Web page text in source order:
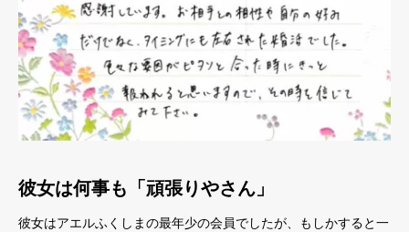
彼女は何事も「頑張りやさん」
彼女はアエルふくしまの最年少の会員でしたが、もしかすると一